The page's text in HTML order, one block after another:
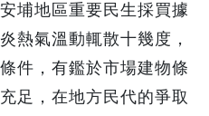
埔地區重要民生採買據
熱氣溫動輒散十幾度，
件，有鑑於市場建物條
足，在地方民代的爭取